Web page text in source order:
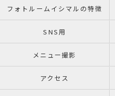
フォトルームイシマルの特徴
SNS用
メニュー撮影
アクセス